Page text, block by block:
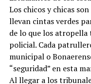
Los chicos y chicas
llevan cintas verdes
de lo que los atropella
policial. Cada
municipal o
“seguridad” en esta
Al llegar a los